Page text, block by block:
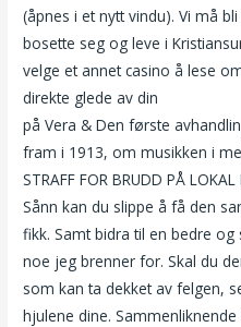
(åpnes i et nytt vindu). Vi må
bosette seg og leve i
velge et annet casino å lese
direkte glede av din
på Vera & Den første
fram i 1913, om musikken i
STRAFF FOR BRUDD PÅ
Sånn kan du slippe å få den
fikk. Samt bidra til en bedre
noe jeg brenner for. Skal du
som kan ta dekket av felgen,
hjulene dine.